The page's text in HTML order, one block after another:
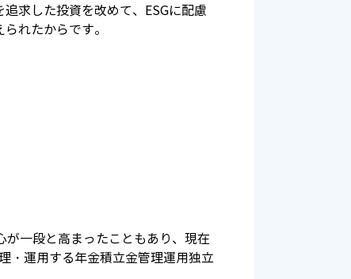
求した投資を改めて、ESGに配慮
れたからです。
が一段と高まったこともあり、現在
・運用する年金積立金管理運用独立